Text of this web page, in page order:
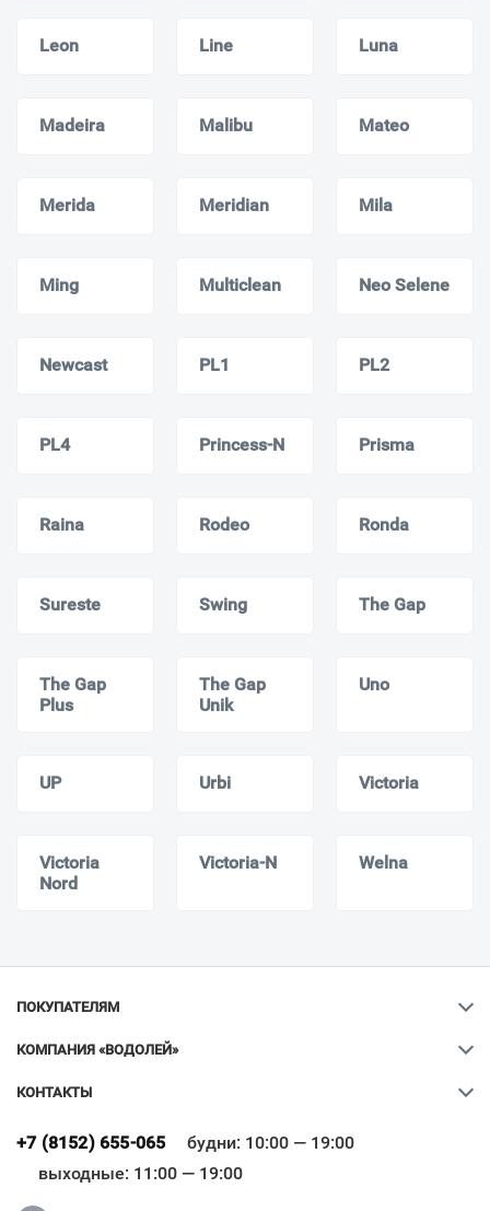
Leon Line Luna
Madeira Malibu Mateo
Merida Meridian Mila
Ming Multiclean Neo Selene
Newcast PL1 PL2
PL4 Princess-N Prisma
Raina Rodeo Ronda
Sureste Swing The Gap
The Gap
Plus
The Gap
Unik
Uno
UP Urbi Victoria
Victoria
Nord
Victoria-N Welna
ПОКУПАТЕЛЯМ
КОМПАНИЯ «ВОДОЛЕЙ»
КОНТАКТЫ
+7 (8152) 655-065
будни: 10:00 — 19:00
выходные: 11:00 — 19:00
Всё верно